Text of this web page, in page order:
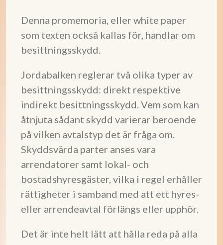
Denna promemoria, eller white paper
som texten också kallas för, handlar om
besittningsskydd.
Jordabalken reglerar två olika typer av
besittningsskydd: direkt respektive
indirekt besittningsskydd. Vem som kan
åtnjuta sådant skydd varierar beroende
på vilken avtalstyp det är fråga om.
Skyddsvärda parter anses vara
arrendatorer samt lokal- och
bostadshyresgäster, vilka i regel erhåller
rättigheter i samband med att ett hyres-
eller arrendeavtal förlängs eller upphör.
Det är inte helt lätt att hålla reda på alla